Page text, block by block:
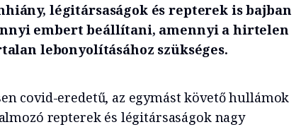
légitársaságok és repterek is bajban
embert beállítani, amennyi a hirtelen
lebonyolításához szükséges.
covid-eredetű, az egymást követő hullámok
repterek és légitársaságok nagy